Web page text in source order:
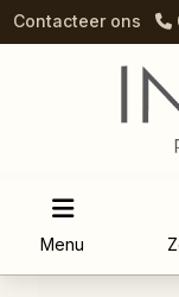
Contacteer ons
Menu